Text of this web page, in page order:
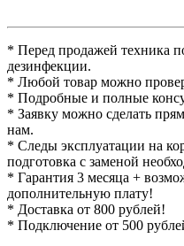
* Перед продажей техника
дезинфекции.
* Любой товар можно
* Подробные и полные
* Заявку можно сделать
нам.
* Следы эксплуатации на
подготовка с заменой
* Гарантия 3 месяца +
дополнительную плату!
* Доставка от 800 рублей!
* Подключение от 500